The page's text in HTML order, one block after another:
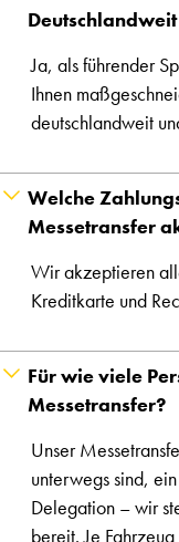
Ja, als führender
Ihnen
deutschlandweit
Welche
Messetransfer
Wir akzeptieren
Kreditkarte und
Für wie viele
Messetransfer?
Unser
unterwegs sind,
Delegation – wir
bereit. Je